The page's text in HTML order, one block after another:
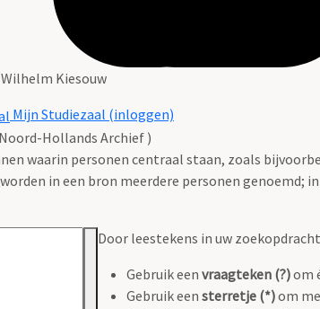
Kiesouw
Mijn Studiezaal (inloggen)
Hollands Archief )
waarin personen centraal staan, zoals
in een bron meerdere personen genoemd;
Door leestekens in uw
Gebruik een vraagteken (?)om
Gebruik een sterretje (*)om